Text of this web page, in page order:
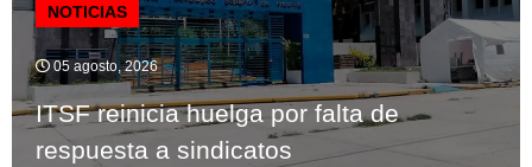
NOTICIAS
05 agosto, 2026
ITSF reinicia huelga por falta de
respuesta a sindicatos